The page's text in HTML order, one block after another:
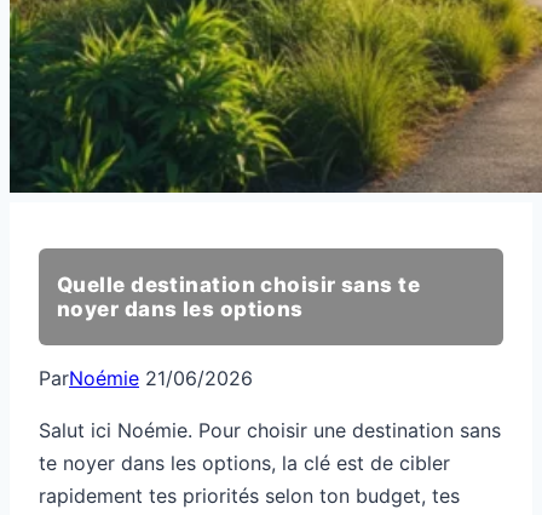
Quelle destination choisir sans te
noyer dans les options
ParNoémie 21/06/2026
Salut ici Noémie. Pour choisir une destination sans
te noyer dans les options, la clé est de cibler
rapidement tes priorités selon ton budget, tes